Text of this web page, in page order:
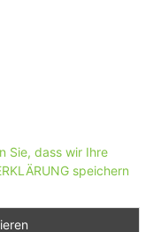
Sie, dass wir Ihre
speichern